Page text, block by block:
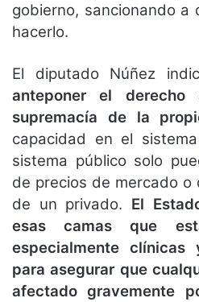
gobierno, sancionando a
hacerlo.
El diputado Núñez
anteponer el
supremacía de la
capacidad en el
sistema público solo
de precios de mercado o
de un privado. El
esas camas que
especialmente
para asegurar que
afectado gravemente